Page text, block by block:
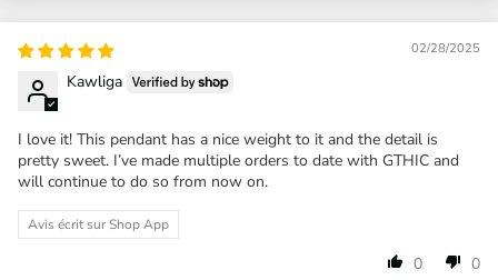
02/28/2025
Kawliga
I love it! This pendant has a nice weight to it and the detail is
pretty sweet. I’ve made multiple orders to date with GTHIC and
will continue to do so from now on.
Avis écrit sur Shop App
0 0